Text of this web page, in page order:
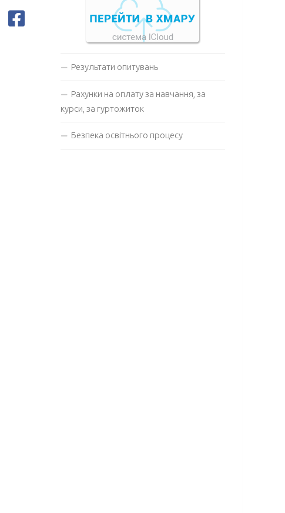
Результати опитувань
Рахунки на оплату за навчання, за
курси, за гуртожиток
Безпека освітнього процесу